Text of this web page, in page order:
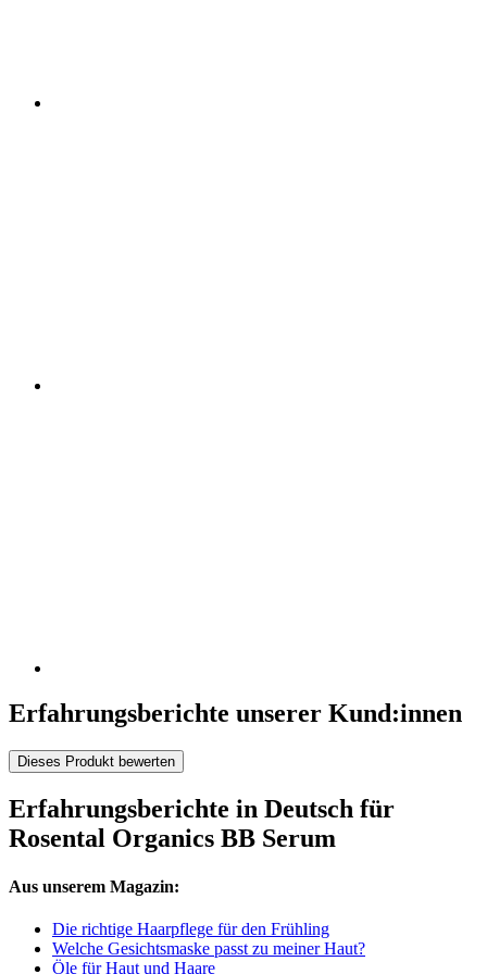
Erfahrungsberichte unserer Kund:innen
Dieses Produkt bewerten
Erfahrungsberichte in Deutsch für
Rosental Organics BB Serum
Aus unserem Magazin:
Die richtige Haarpflege für den Frühling
Welche Gesichtsmaske passt zu meiner Haut?
Öle für Haut und Haare